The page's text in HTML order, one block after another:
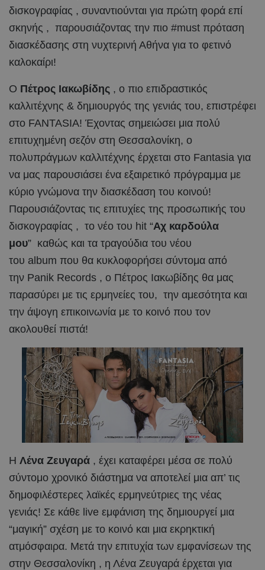
δισκογραφίας , συναντιούνται για πρώτη φορά επί
σκηνής , παρουσιάζοντας την πιο #must πρόταση
διασκέδασης στη νυχτερινή Αθήνα για το φετινό
καλοκαίρι!
Ο Πέτρος Ιακωβίδης , ο πιο επιδραστικός
καλλιτέχνης & δημιουργός της γενιάς του, επιστρέφει
στο FANTASIA! Έχοντας σημειώσει μια πολύ
επιτυχημένη σεζόν στη Θεσσαλονίκη, ο
πολυπράγμων καλλιτέχνης έρχεται στο Fantasia για
να μας παρουσιάσει ένα εξαιρετικό πρόγραμμα με
κύριο γνώμονα την διασκέδαση του κοινού!
Παρουσιάζοντας τις επιτυχίες της προσωπικής του
δισκογραφίας , το νέο του hit “Αχ καρδούλα
μου” καθώς και τα τραγούδια του νέου
του album που θα κυκλοφορήσει σύντομα από
την Panik Records , ο Πέτρος Ιακωβίδης θα μας
παρασύρει με τις ερμηνείες του, την αμεσότητα και
την άψογη επικοινωνία με το κοινό που τον
ακολουθεί πιστά!
Η Λένα Ζευγαρά , έχει καταφέρει μέσα σε πολύ
σύντομο χρονικό διάστημα να αποτελεί μια απ’ τις
δημοφιλέστερες λαϊκές ερμηνεύτριες της νέας
γενιάς! Σε κάθε live εμφάνιση της δημιουργεί μια
“μαγική” σχέση με το κοινό και μια εκρηκτική
ατμόσφαιρα. Μετά την επιτυχία των εμφανίσεων της
στην Θεσσαλονίκη , η Λένα Ζευγαρά έρχεται για